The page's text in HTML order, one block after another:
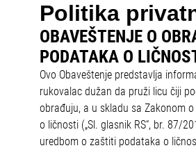
Politika
OBAVEŠTENJE O
PODATAKA O
Ovo Obaveštenje predstavlja
rukovalac dužan da pruži licu čiji
obrađuju, a u skladu sa Zakonom
o ličnosti („Sl. glasnik RS“, br. 87/
uredbom o zaštiti podataka o